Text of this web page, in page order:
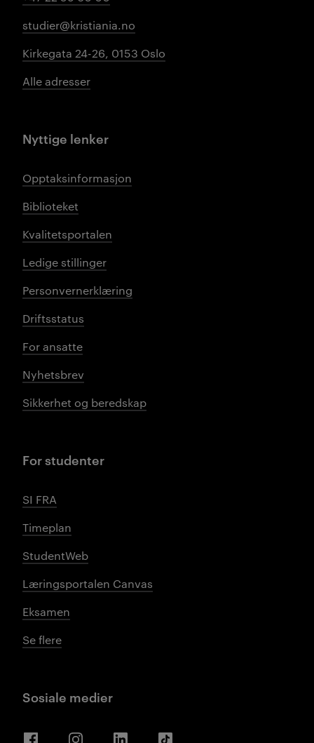
studier@kristiania.no
Kirkegata 24-26, 0153 Oslo
Alle adresser
Nyttige lenker
Opptaksinformasjon
Biblioteket
Kvalitetsportalen
Ledige stillinger
Personvernerklæring
Driftsstatus
For ansatte
Nyhetsbrev
Sikkerhet og beredskap
For studenter
SI FRA
Timeplan
StudentWeb
Læringsportalen Canvas
Eksamen
Se flere
Sosiale medier